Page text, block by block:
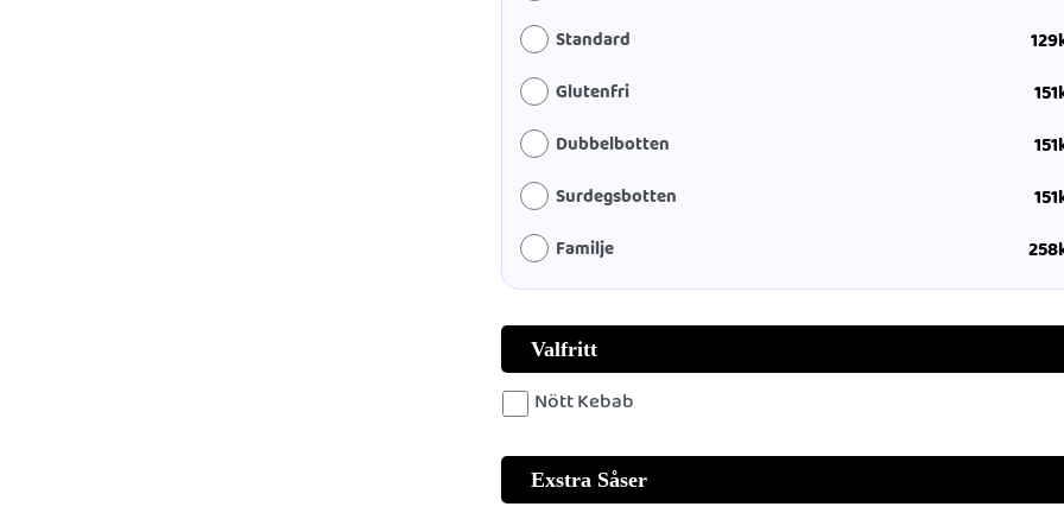
Standard 129
Glutenfri 151
Dubbelbotten 151
Surdegsbotten 151
Familje 258
Valfritt
Nött Kebab
Exstra Såser